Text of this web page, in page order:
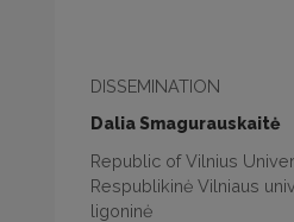
DISSEMINATION
Dalia Smagurauskaitė
Republic of Vilnius
Respublikinė Vilniaus
ligoninė